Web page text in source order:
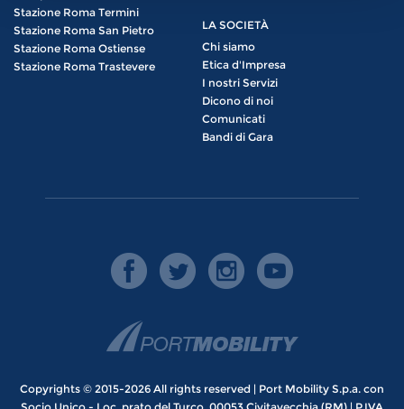
Stazione Roma Termini
Stazione Roma San Pietro
Stazione Roma Ostiense
Stazione Roma Trastevere
LA SOCIETÀ
Chi siamo
Etica d'Impresa
I nostri Servizi
Dicono di noi
Comunicati
Bandi di Gara
Copyrights © 2015-2026 All rights reserved | Port Mobility S.p.a. con
Socio Unico - Loc. prato del Turco, 00053 Civitavecchia (RM) | P.IVA